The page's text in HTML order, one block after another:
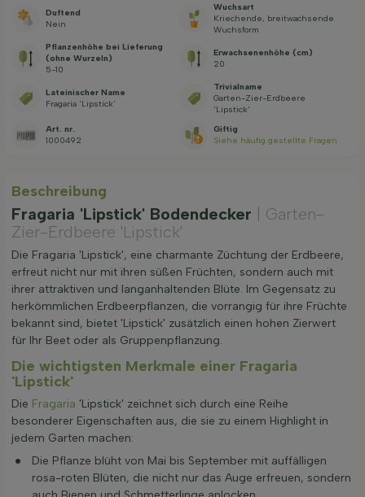
Duftend
Nein
Wuchsart
Kriechende, breitwachsende
Wuchsform
Pflanzenhöhe bei Lieferung
(ohne Wurzeln)
5-10
Erwachsenenhöhe (cm)
20
Lateinischer Name
Fragaria 'Lipstick'
Trivialname
Garten-Zier-Erdbeere
'Lipstick'
Art. nr.
1000492
Giftig
Siehe häufig gestellte Fragen
Beschreibung
Fragaria 'Lipstick' Bodendecker
| Garten-
Zier-Erdbeere 'Lipstick'
Die Fragaria 'Lipstick', eine charmante Züchtung der Erdbeere,
erfreut nicht nur mit ihren süßen Früchten, sondern auch mit
ihrer attraktiven und langanhaltenden Blüte. Im Gegensatz zu
herkömmlichen Erdbeerpflanzen, die vorrangig für ihre Früchte
bekannt sind, bietet 'Lipstick' zusätzlich einen hohen Zierwert
für Ihr Beet oder als Gruppenpflanzung.
Die wichtigsten Merkmale einer Fragaria
'Lipstick'
Die Fragaria 'Lipstick' zeichnet sich durch eine Reihe
besonderer Eigenschaften aus, die sie zu einem Highlight in
jedem Garten machen:
Die Pflanze blüht von Mai bis September mit auffälligen
rosa-roten Blüten, die nicht nur das Auge erfreuen, sondern